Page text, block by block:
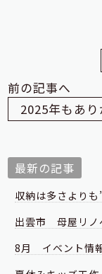
前の記事へ
最新の記事
収納は多さよりも
出雲市 母屋リ
8月 イベント情